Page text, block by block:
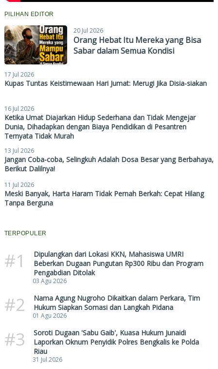
PILIHAN EDITOR
20 Jul 2026
Orang Hebat Itu Mereka yang Bisa
Sabar dalam Semua Kondisi
17 Jul 2026
Kupas Tuntas Keistimewaan Hari Jumat: Merugi Jika Disia-siakan
16 Jul 2026
Ketika Umat Diajarkan Hidup Sederhana dan Tidak Mengejar
Dunia, Dihadapkan dengan Biaya Pendidikan di Pesantren
Ternyata Tidak Murah
13 Jul 2026
Jangan Coba-coba, Selingkuh Adalah Dosa Besar yang Berbahaya,
Berikut Dalilnya!
11 Jul 2026
Meski Banyak, Harta Haram Tidak Pernah Berkah: Cepat Hilang
Tanpa Berguna
TERPOPULER
#1
Dipulangkan dari Lokasi KKN, Mahasiswa UMRI
Beberkan Dugaan Pungutan Rp300 Ribu dan Program
Pengabdian Ditolak
03 Agu 2026
#2
Nama Agung Nugroho Dikaitkan dalam Perkara, Tim
Hukum Siapkan Somasi dan Langkah Pidana
01 Agu 2026
#3
Soroti Dugaan 'Sabu Gaib', Kuasa Hukum Junaidi
Laporkan Oknum Penyidik Polres Bengkalis ke Polda
Riau
31 Jul 2026